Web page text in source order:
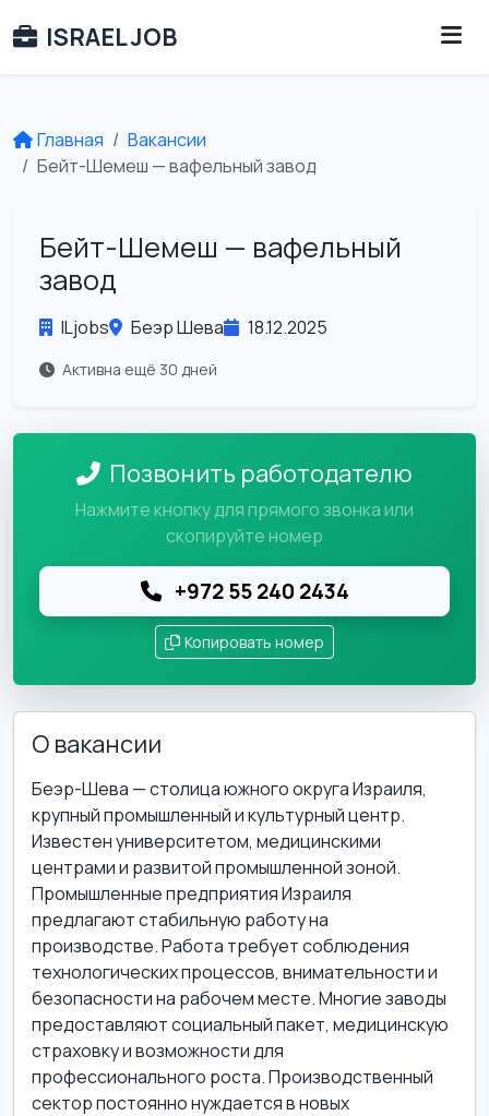
ISRAEL JOB
Главная
Вакансии
Бейт-Шемеш — вафельный завод
Бейт-Шемеш — вафельный
завод
ILjobs Беэр Шева 18.12.2025
Активна ещё 30 дней
Позвонить работодателю
Нажмите кнопку для прямого звонка или
скопируйте номер
+972 55 240 2434
Копировать номер
О вакансии
Беэр-Шева — столица южного округа Израиля,
крупный промышленный и культурный центр.
Известен университетом, медицинскими
центрами и развитой промышленной зоной.
Промышленные предприятия Израиля
предлагают стабильную работу на
производстве. Работа требует соблюдения
технологических процессов, внимательности и
безопасности на рабочем месте. Многие заводы
предоставляют социальный пакет, медицинскую
страховку и возможности для
профессионального роста. Производственный
сектор постоянно нуждается в новых